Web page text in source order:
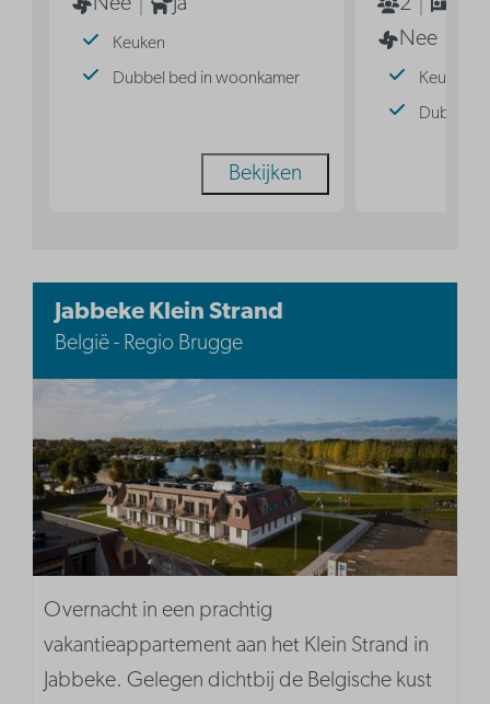
Nee Ja
Keuken
Dubbel bed in woonkamer
Bekijken
2
Nee
Keuken
Dubbel
Jabbeke Klein Strand
België - Regio Brugge
Overnacht in een prachtig
vakantieappartement aan het Klein Strand in
Jabbeke. Gelegen dichtbij de Belgische kust